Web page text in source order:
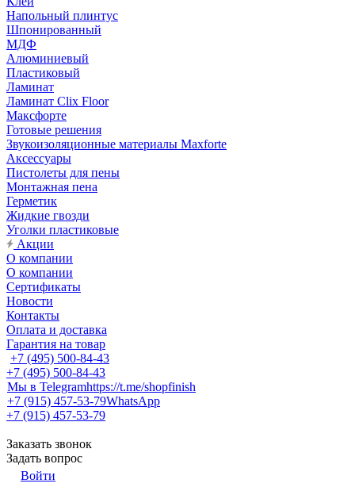
Напольный плинтус
Шпонированный
МДФ
Алюминиевый
Пластиковый
Ламинат
Ламинат Clix Floor
Максфорте
Готовые решения
Звукоизоляционные материалы Maxforte
Аксессуары
Пистолеты для пены
Монтажная пена
Герметик
Жидкие гвозди
Уголки пластиковые
Акции
О компании
О компании
Сертификаты
Новости
Контакты
Оплата и доставка
Гарантия на товар
+7 (495) 500-84-43
+7 (495) 500-84-43
Мы в Telegramhttps://t.me/shopfinish
+7 (915) 457-53-79WhatsApp
+7 (915) 457-53-79
Заказать звонок
Задать вопрос
Войти